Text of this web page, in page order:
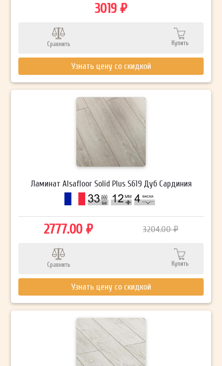
3019 ₽
Сравнить Купить
Узнать цену со скидкой
Ламинат Alsafloor Solid Plus S619 Дуб Сардиния
2777.00 ₽ 3204.00 ₽
Сравнить Купить
Узнать цену со скидкой